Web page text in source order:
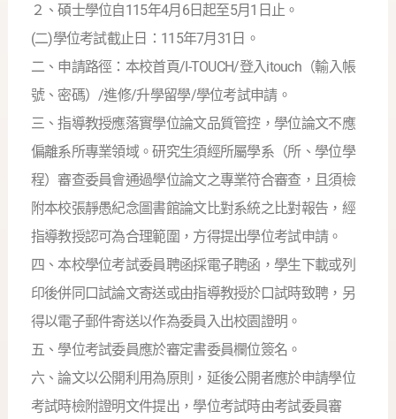
２、碩士學位自115年4月6日起至5月1日止。
(二)學位考試截止日：115年7月31日。
二、申請路徑：本校首頁/I-TOUCH/登入itouch（輸入帳
號、密碼）/進修/升學留學/學位考試申請。
三、指導教授應落實學位論文品質管控，學位論文不應
偏離系所專業領域。研究生須經所屬學系（所、學位學
程）審查委員會通過學位論文之專業符合審查，且須檢
附本校張靜愚紀念圖書館論文比對系統之比對報告，經
指導教授認可為合理範圍，方得提出學位考試申請。
四、本校學位考試委員聘函採電子聘函，學生下載或列
印後併同口試論文寄送或由指導教授於口試時致聘，另
得以電子郵件寄送以作為委員入出校園證明。
五、學位考試委員應於審定書委員欄位簽名。
六、論文以公開利用為原則，延後公開者應於申請學位
考試時檢附證明文件提出，學位考試時由考試委員審